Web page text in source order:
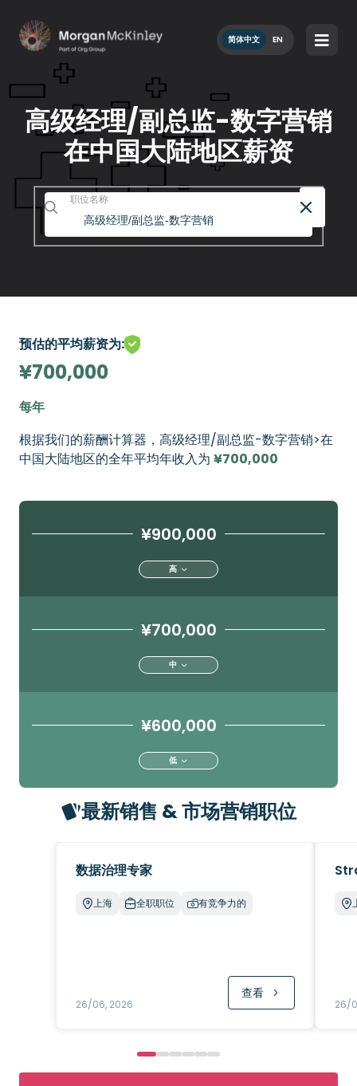
简体中文 EN
高级经理/副总监-数字营销
在中国大陆地区薪资
职位名称
预估的平均薪资为:
¥700,000
每年
根据我们的薪酬计算器，高级经理/副总监-数字营销>在
中国大陆地区的全年平均年收入为 ¥700,000
¥900,000
高
¥700,000
中
¥600,000
低
最新销售 & 市场营销职位
数据治理专家
上海 全职职位 有竞争力的
26/06, 2026
查看
26/